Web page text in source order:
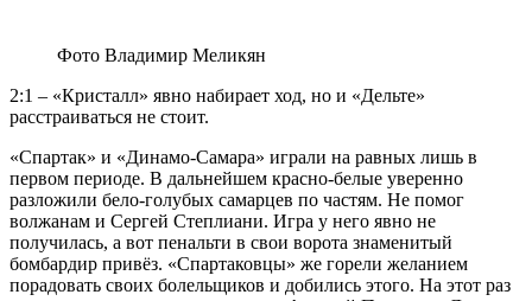
Фото Владимир Меликян
2:1 – «Кристалл» явно набирает ход, но и «Дельте»
расстраиваться не стоит.
«Спартак» и «Динамо-Самара» играли на равных лишь в
первом периоде. В дальнейшем красно-белые уверенно
разложили бело-голубых самарцев по частям. Не помог
волжанам и Сергей Степлиани. Игра у него явно не
получилась, а вот пенальти в свои ворота знаменитый
бомбардир привёз. «Спартаковцы» же горели желанием
порадовать своих болельщиков и добились этого. На этот раз